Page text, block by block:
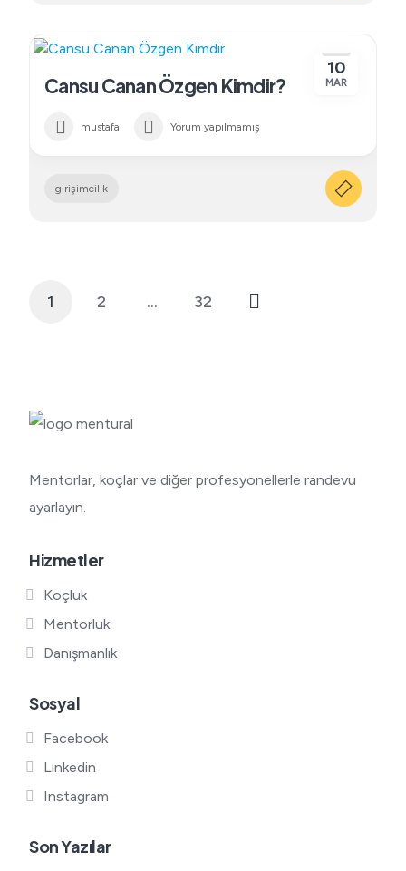
10
MAR
Cansu Canan Özgen Kimdir?
mustafa Yorum yapılmamış
girişimcilik
Yazı
1 2 … 32
Mentorlar, koçlar ve diğer profesyonellerle randevu
ayarlayın.
Hizmetler
Koçluk
Mentorluk
Danışmanlık
Sosyal
Facebook
Linkedin
Instagram
Son Yazılar